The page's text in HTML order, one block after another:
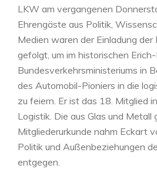
LKW am vergangenen
Ehrengäste aus Politik,
Medien waren der Einladung der
gefolgt, um im historischen
Bundesverkehrsministeriums in
des Automobil-Pioniers in die
zu feiern. Er ist das 18. Mitglied
Logistik. Die aus Glas und
Mitgliederurkunde nahm Eckart
Politik und Außenbeziehungen
entgegen.